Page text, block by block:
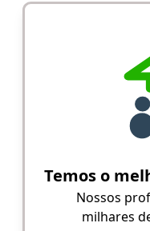
Temos o
Nossos
milhares